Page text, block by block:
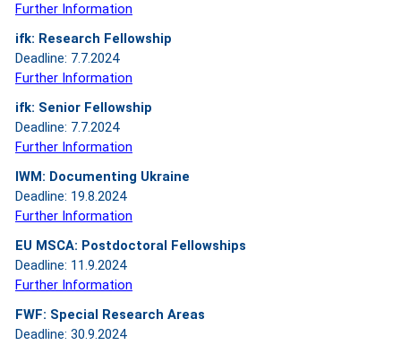
Further Information
ifk: Research Fellowship
Deadline: 7.7.2024
Further Information
ifk: Senior Fellowship
Deadline: 7.7.2024
Further Information
IWM: Documenting Ukraine
Deadline: 19.8.2024
Further Information
EU MSCA: Postdoctoral Fellowships
Deadline: 11.9.2024
Further Information
FWF: Special Research Areas
Deadline: 30.9.2024